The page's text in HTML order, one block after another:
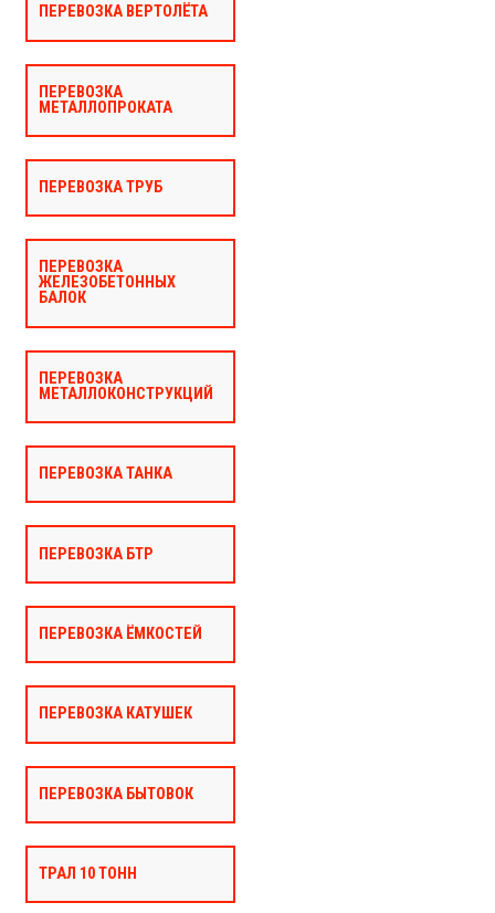
ПЕРЕВОЗКА ВЕРТОЛЁТА
ПЕРЕВОЗКА
МЕТАЛЛОПРОКАТА
ПЕРЕВОЗКА ТРУБ
ПЕРЕВОЗКА
ЖЕЛЕЗОБЕТОННЫХ
БАЛОК
ПЕРЕВОЗКА
МЕТАЛЛОКОНСТРУКЦИЙ
ПЕРЕВОЗКА ТАНКА
ПЕРЕВОЗКА БТР
ПЕРЕВОЗКА ЁМКОСТЕЙ
ПЕРЕВОЗКА КАТУШЕК
ПЕРЕВОЗКА БЫТОВОК
ТРАЛ 10 ТОНН